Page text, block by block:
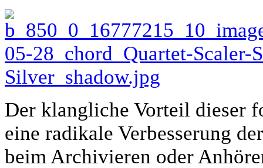
Der klangliche Vorteil dieser
eine radikale Verbesserung
beim Archivieren oder